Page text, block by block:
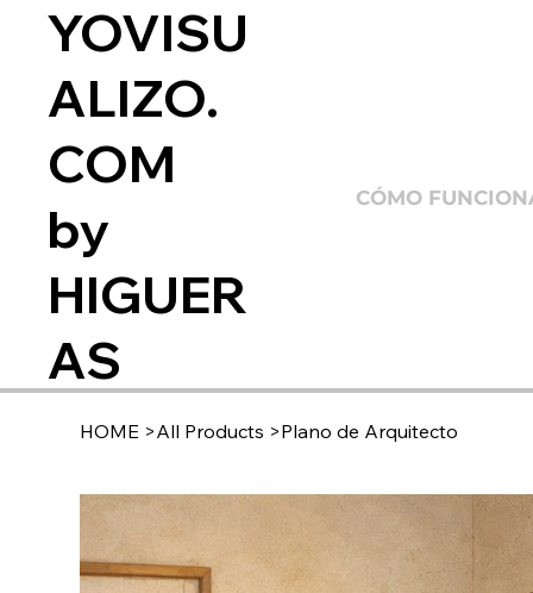
YOVISU
ALIZO.
COM
by
HIGUER
AS
CÓMO
HOME >All Products >Plano de Arquitecto